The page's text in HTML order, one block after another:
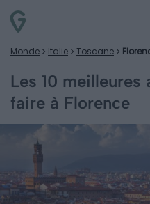
Monde Italie Toscane
Les 10
faire à Florence